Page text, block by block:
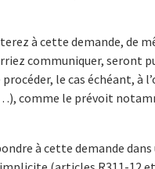
à cette demande, de
communiquer, seront
le cas échéant, à
comme le prévoit
à cette demande dans